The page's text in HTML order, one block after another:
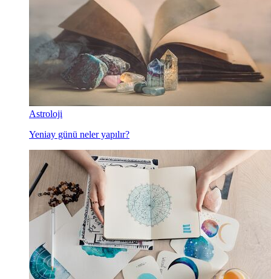
Astroloji
Yeniay günü neler yapılır?